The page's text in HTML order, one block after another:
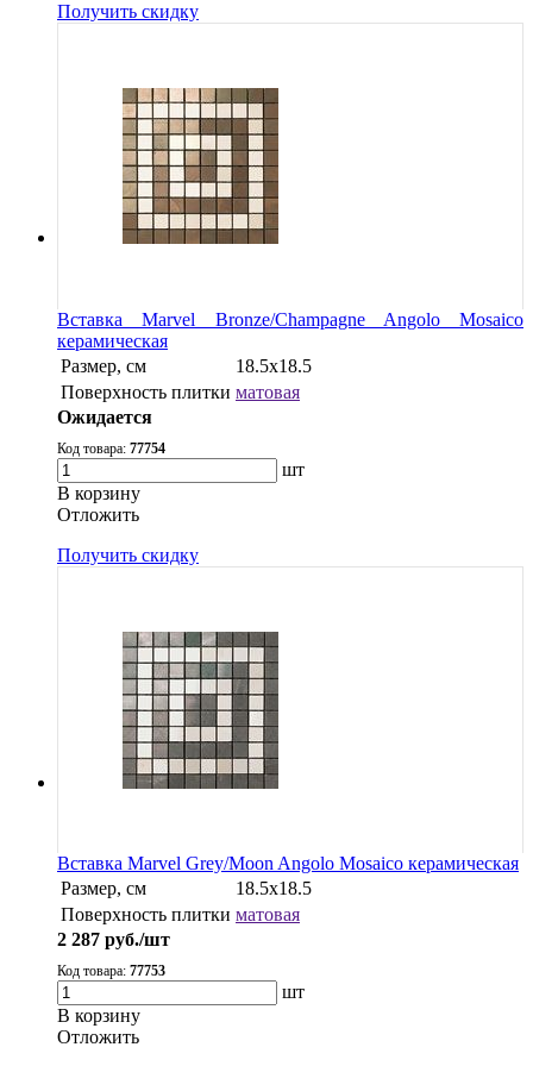
Получить скидку
Вставка Marvel Bronze/Champagne Angolo Mosaico
керамическая
Размер, см
18.5x18.5
Поверхность плитки матовая
Ожидается
Код товара: 77754
шт
В корзину
Oтложить
Получить скидку
Вставка Marvel Grey/Moon Angolo Mosaico керамическая
Размер, см
18.5x18.5
Поверхность плитки матовая
2 287 руб./шт
Код товара: 77753
шт
В корзину
Oтложить